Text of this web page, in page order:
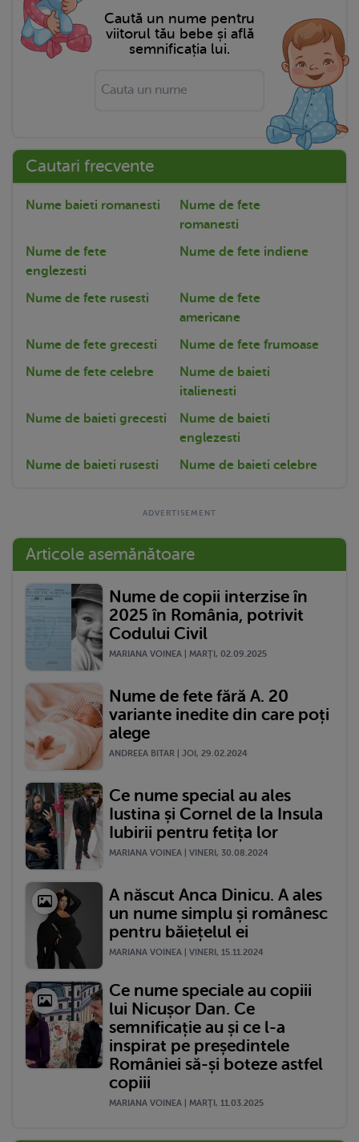
Caută un nume pentru
viitorul tău bebe și află
semnificația lui.
Cautari frecvente
Nume baieti romanesti
Nume de fete
romanesti
Nume de fete
englezesti
Nume de fete indiene
Nume de fete rusesti
Nume de fete
americane
Nume de fete grecesti
Nume de fete frumoase
Nume de fete celebre
Nume de baieti
italienesti
Nume de baieti grecesti
Nume de baieti
englezesti
Nume de baieti rusesti
Nume de baieti celebre
Articole asemănătoare
Nume de copii interzise în
2025 în România, potrivit
Codului Civil
MARIANA VOINEA | MARŢI, 02.09.2025
Nume de fete fără A. 20
variante inedite din care poți
alege
ANDREEA BITAR | JOI, 29.02.2024
Ce nume special au ales
Iustina și Cornel de la Insula
Iubirii pentru fetița lor
MARIANA VOINEA | VINERI, 30.08.2024
A născut Anca Dinicu. A ales
un nume simplu și românesc
pentru băiețelul ei
MARIANA VOINEA | VINERI, 15.11.2024
Ce nume speciale au copiii
lui Nicușor Dan. Ce
semnificație au și ce l-a
inspirat pe președintele
României să-și boteze astfel
copiii
MARIANA VOINEA | MARŢI, 11.03.2025